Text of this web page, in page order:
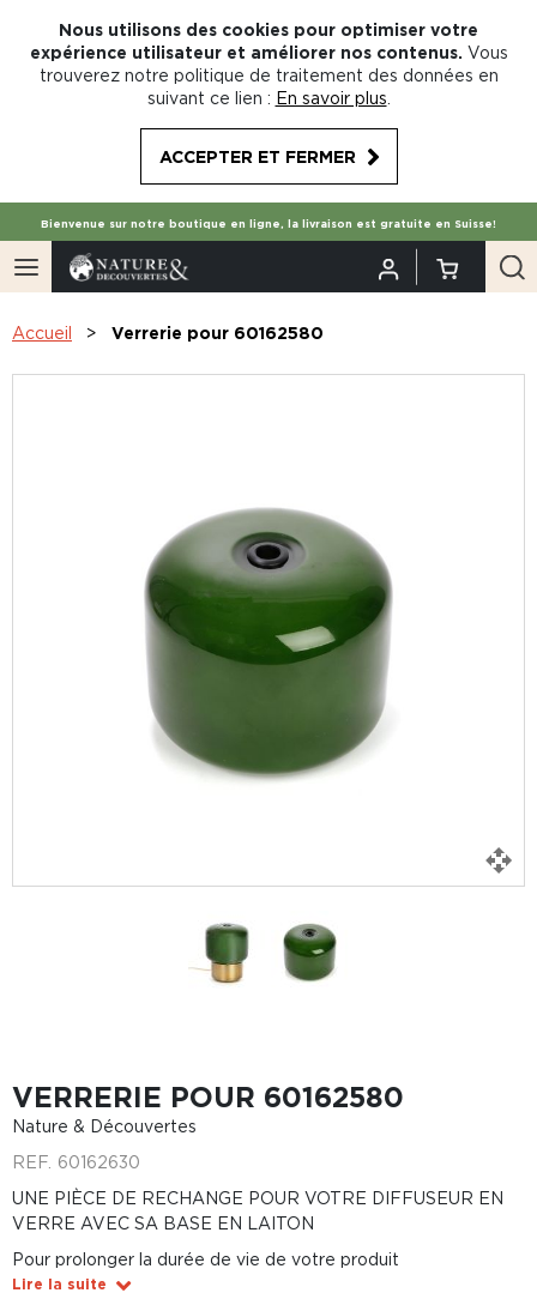
Nous utilisons des cookies pour optimiser votre
expérience utilisateur et améliorer nos contenus. Vous
trouverez notre politique de traitement des données en
suivant ce lien : En savoir plus
ACCEPTER ET FERMER
Bienvenue sur notre boutique en ligne, la livraison est gratuite en Suisse!
Accueil Verrerie pour 60162580
VERRERIE POUR 60162580
Nature & Découvertes
REF. 60162630
UNE PIÈCE DE RECHANGE POUR VOTRE DIFFUSEUR EN
VERRE AVEC SA BASE EN LAITON
Pour prolonger la durée de vie de votre produit
Lire la suite